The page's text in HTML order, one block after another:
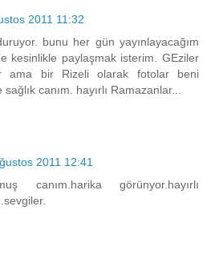
2011 11:32
bunu her gün yayınlayacağım
kesinlikle paylaşmak isterim. GEziler
ama bir Rizeli olarak fotolar beni
canım. hayırlı Ramazanlar...
2011 12:41
canım.harika görünyor.hayırlı